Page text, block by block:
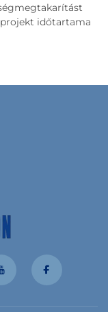
időtartama